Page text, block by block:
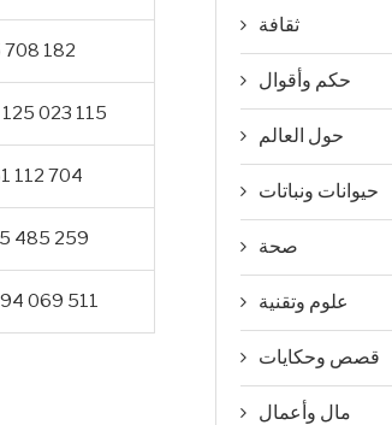
708 182
125 023 115
112 704
485 259
069 511
ثقافة
حكم وأقوال
حول العالم
حيوانات ونباتات
صحة
علوم وتقنية
قصص وحكايات
مال وأعمال